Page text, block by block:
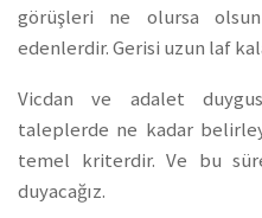
görüşleri ne olursa
edenlerdir. Gerisi uzun laf
Vicdan ve adalet
taleplerde ne kadar
temel kriterdir. Ve bu
duyacağız.